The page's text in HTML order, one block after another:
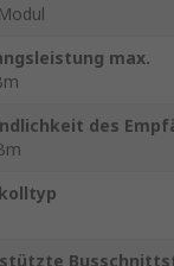
max.
des